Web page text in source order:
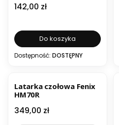
Cena
142,00 zł
Do koszyka
Dostępność: DOSTĘPNY
Latarka czołowa Fenix
HM70R
Cena
349,00 zł